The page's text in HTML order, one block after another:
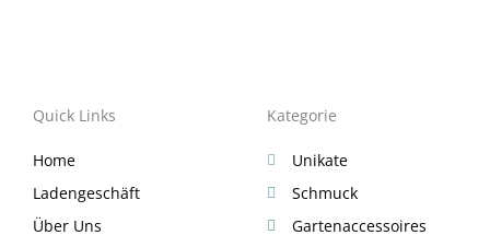
Quick Links
Home
Ladengeschäft
Über Uns
Kategorie
Unikate
Schmuck
Gartenaccessoires